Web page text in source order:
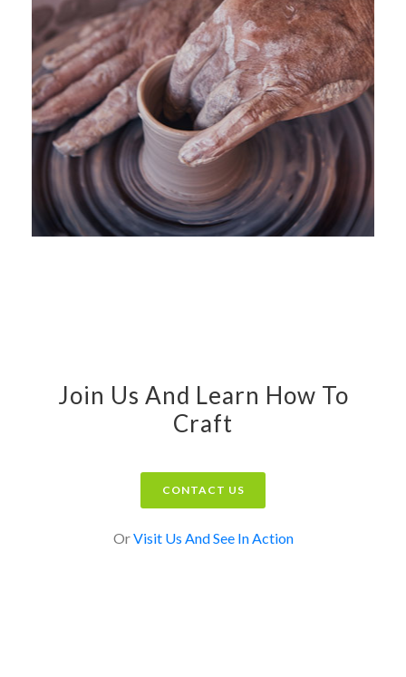
Join Us And Learn How To
Craft
CONTACT US
OrVisit Us And See In Action